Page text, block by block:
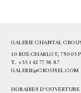
GALERIE CHANTAL
10 RUE CHARLOT, 75003
T. +33 1 42 77 38 87
GALERIE@CROUSEL.COM
HORAIRES D'OUVERTURE